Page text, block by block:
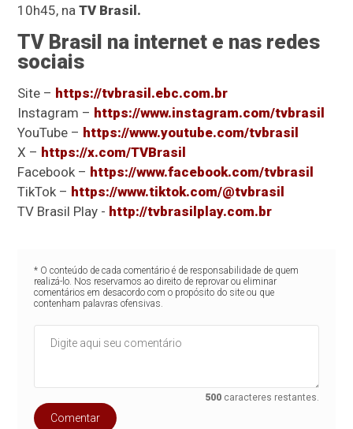
10h45, naTV Brasil.
TV Brasil na internet e nas redes
sociais
Site – https://tvbrasil.ebc.com.br
Instagram – https://www.instagram.com/tvbrasil
YouTube – https://www.youtube.com/tvbrasil
X – https://x.com/TVBrasil
Facebook – https://www.facebook.com/tvbrasil
TikTok – https://www.tiktok.com/@tvbrasil
TV Brasil Play - http://tvbrasilplay.com.br
* O conteúdo de cada comentário é de responsabilidade de quem
realizá-lo. Nos reservamos ao direito de reprovar ou eliminar
comentários em desacordo com o propósito do site ou que
contenham palavras ofensivas.
500 caracteres restantes.
Comentar